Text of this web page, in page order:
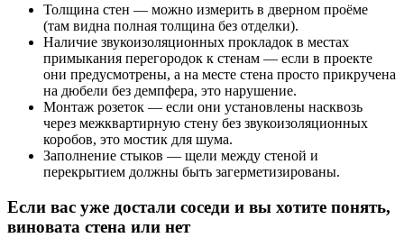
Толщина стен — можно измерить в дверном проёме
(там видна полная толщина без отделки).
Наличие звукоизоляционных прокладок в местах
примыкания перегородок к стенам — если в проекте
они предусмотрены, а на месте стена просто прикручена
на дюбели без демпфера, это нарушение.
Монтаж розеток — если они установлены насквозь
через межквартирную стену без звукоизоляционных
коробов, это мостик для шума.
Заполнение стыков — щели между стеной и
перекрытием должны быть загерметизированы.
Если вас уже достали соседи и вы хотите понять,
виновата стена или нет